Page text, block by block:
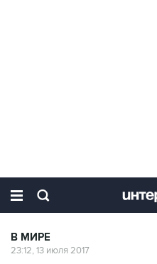
В МИРЕ
23:12, 13 июля 2017